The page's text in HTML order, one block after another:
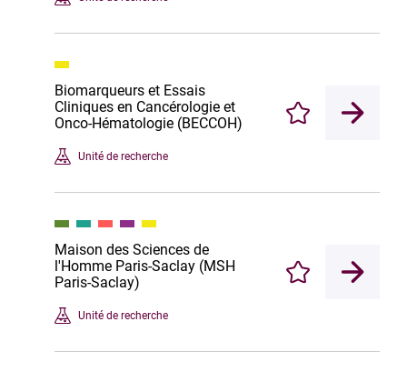
Biomarqueurs et Essais
Cliniques en Cancérologie et
Onco-Hématologie (BECCOH)
Unité de recherche
Enregistrer
Maison des Sciences de
l'Homme Paris-Saclay (MSH
Paris-Saclay)
Unité de recherche
Enregistrer